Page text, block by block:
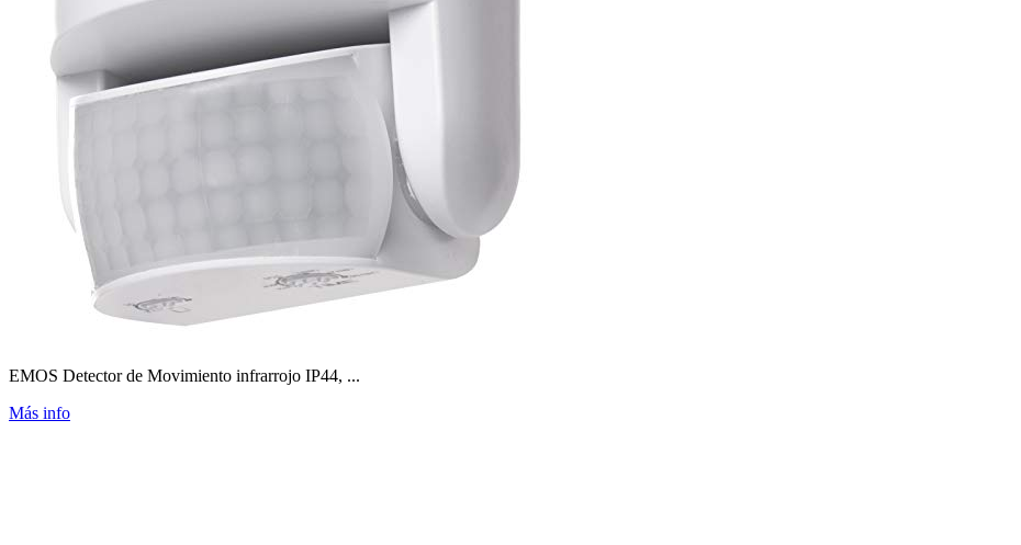
EMOS Detector de Movimiento infrarrojo IP44, ...
Más info